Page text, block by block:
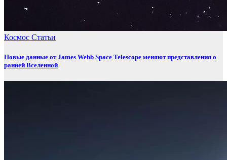
Космос Статьи
Новые данные от James Webb Space Telescope меняют представления о
ранней Вселенной